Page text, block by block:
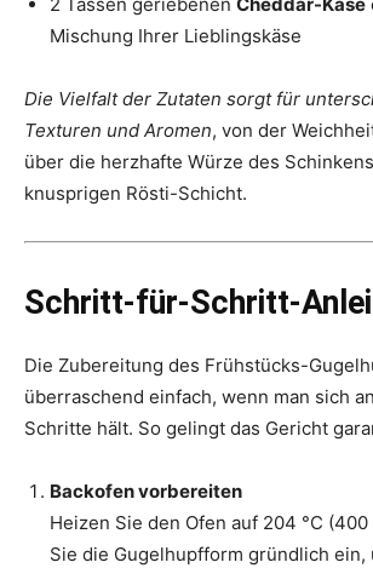
Mischung Ihrer Lieblingskäse
Die Vielfalt der Zutaten sorgt für
Texturen und Aromen, von der
über die herzhafte Würze des
knusprigen Rösti-Schicht.
Schritt-für-Schritt-
Die Zubereitung des Frühstücks-
überraschend einfach, wenn man sich
Schritte hält. So gelingt das Gericht
Backofen vorbereiten
Heizen Sie den Ofen auf 204 °C (400
Sie die Gugelhupfform gründlich ein,